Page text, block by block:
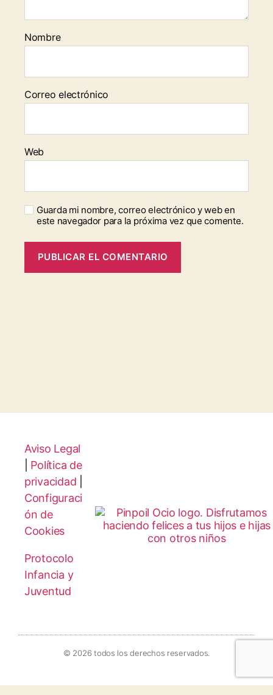
Nombre
Correo electrónico
Web
Guarda mi nombre, correo electrónico y web en
este navegador para la próxima vez que comente.
Aviso Legal
Política de
privacidad
Configuraci
ón de
Cookies
Protocolo
Infancia y
Juventud
© 2026 todos los derechos reservados.